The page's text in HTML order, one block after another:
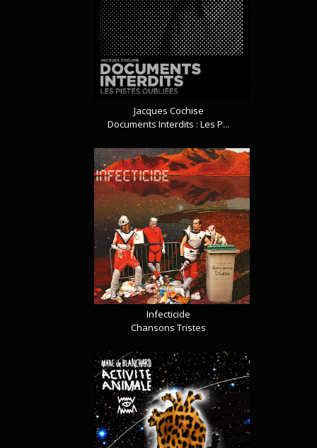
Jacques Cochise
Documents Interdits : Les P...
Infecticide
Chansons Tristes